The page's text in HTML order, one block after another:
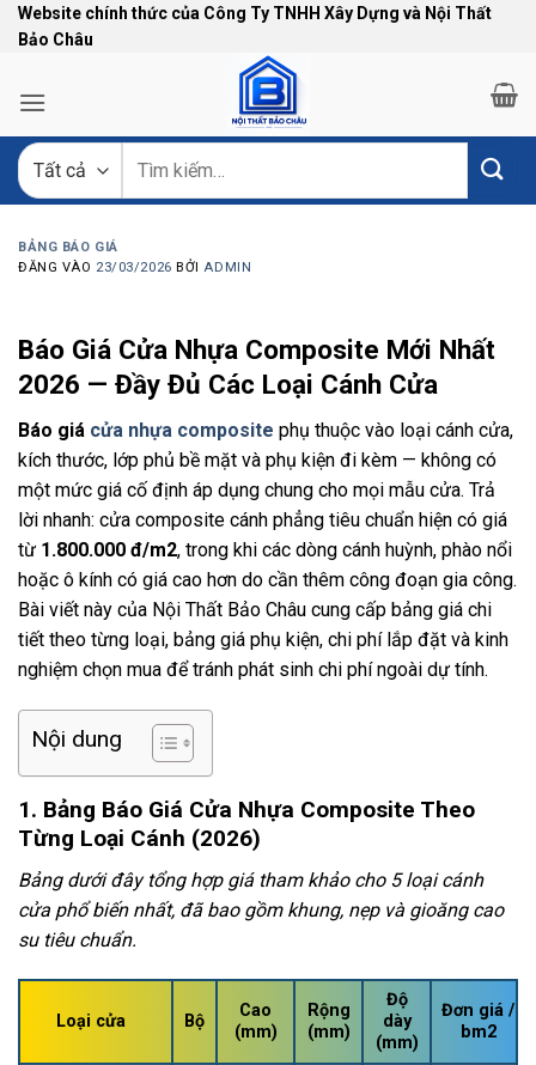
Bỏ
qua
dung
Website chính thức của Công Ty TNHH Xây Dựng và Nội Thất
Bảo Châu
kiếm:
BẢNG BÁO GIÁ
ĐĂNG VÀO 23/03/2026 BỞIADMIN
Báo Giá Cửa Nhựa Composite Mới Nhất
2026 — Đầy Đủ Các Loại Cánh Cửa
Báo giá cửa nhựa composite phụ thuộc vào loại cánh cửa,
kích thước, lớp phủ bề mặt và phụ kiện đi kèm — không có
một mức giá cố định áp dụng chung cho mọi mẫu cửa. Trả
lời nhanh: cửa composite cánh phẳng tiêu chuẩn hiện có giá
từ 1.800.000 đ/m2, trong khi các dòng cánh huỳnh, phào nổi
hoặc ô kính có giá cao hơn do cần thêm công đoạn gia công.
Bài viết này của Nội Thất Bảo Châu cung cấp bảng giá chi
tiết theo từng loại, bảng giá phụ kiện, chi phí lắp đặt và kinh
nghiệm chọn mua để tránh phát sinh chi phí ngoài dự tính.
Nội dung
1. Bảng Báo Giá Cửa Nhựa Composite Theo
Từng Loại Cánh (2026)
Bảng dưới đây tổng hợp giá tham khảo cho 5 loại cánh
cửa phổ biến nhất, đã bao gồm khung, nẹp và gioăng cao
su tiêu chuẩn.
Loại cửa Bộ
Cao
(mm)
Rộng
(mm)
Độ
dày
(mm)
Đơn giá /
bm2